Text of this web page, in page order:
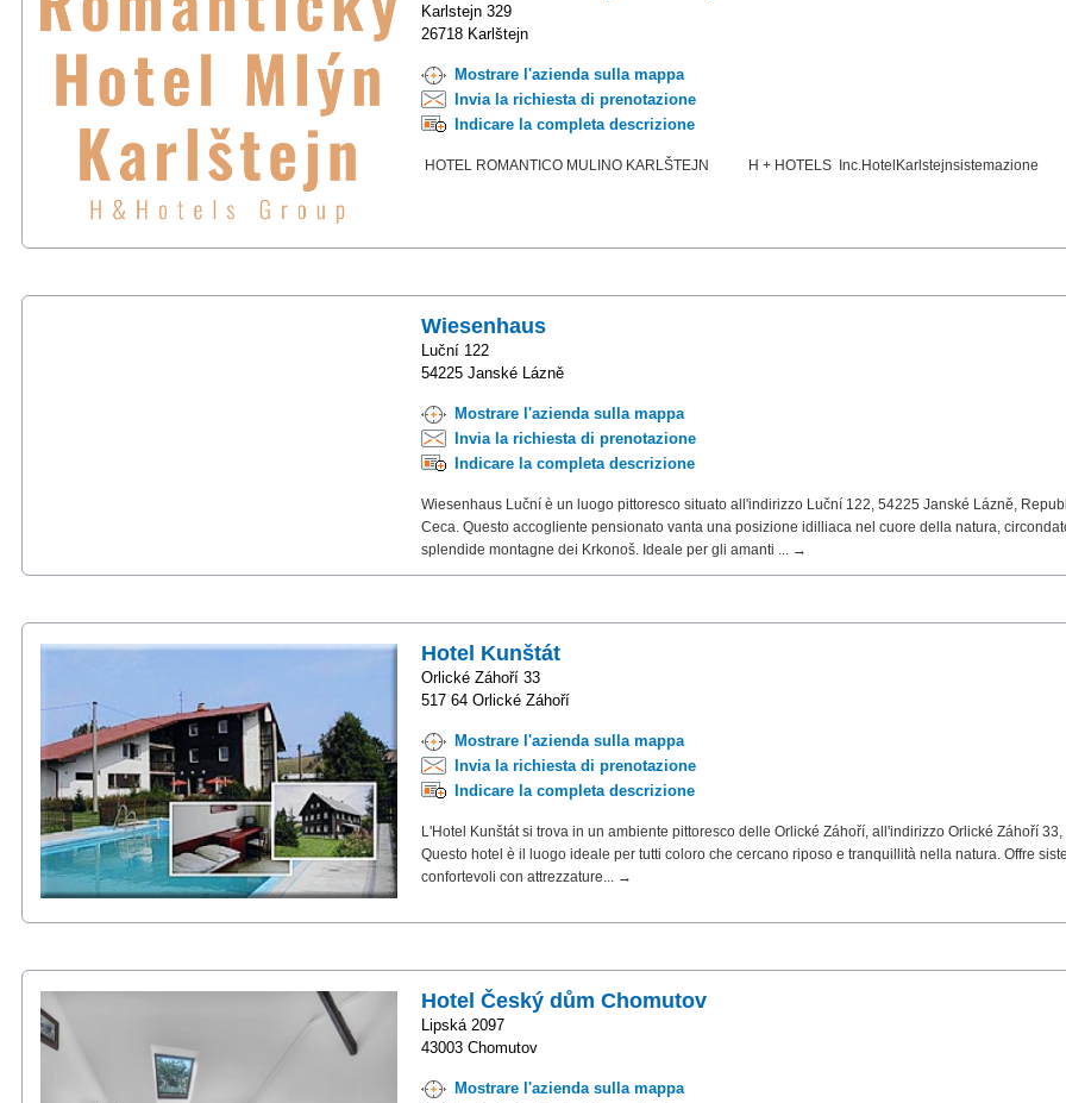
Karlstejn 329
26718 Karlštejn
Mostrare l'azienda sulla mappa
Invia la richiesta di prenotazione
Indicare la completa descrizione
HOTEL ROMANTICO MULINO KARLŠTEJN H + HOTELS Inc.HotelKarlstejnsistemazione
Wiesenhaus
Luční 122
54225 Janské Lázně
Mostrare l'azienda sulla mappa
Invia la richiesta di prenotazione
Indicare la completa descrizione
Wiesenhaus Luční è un luogo pittoresco situato all'indirizzo Luční 122, 54225 Janské Lázně,
Ceca. Questo accogliente pensionato vanta una posizione idilliaca nel cuore della natura,
splendide montagne dei Krkonoš. Ideale per gli amanti ... →
Hotel Kunštát
Orlické Záhoří 33
517 64 Orlické Záhoří
Mostrare l'azienda sulla mappa
Invia la richiesta di prenotazione
Indicare la completa descrizione
L'Hotel Kunštát si trova in un ambiente pittoresco delle Orlické Záhoří, all'indirizzo Orlické Záhoří 33,
Questo hotel è il luogo ideale per tutti coloro che cercano riposo e tranquillità nella natura. Offre
confortevoli con attrezzature... →
Hotel Český dům Chomutov
Lipská 2097
43003 Chomutov
Mostrare l'azienda sulla mappa